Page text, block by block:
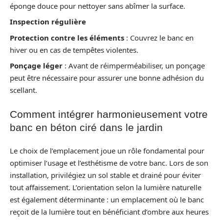
éponge douce pour nettoyer sans abîmer la surface.
Inspection régulière
Protection contre les éléments : Couvrez le banc en
hiver ou en cas de tempêtes violentes.
Ponçage léger : Avant de réimperméabiliser, un ponçage
peut être nécessaire pour assurer une bonne adhésion du
scellant.
Comment intégrer harmonieusement votre
banc en béton ciré dans le jardin
Le choix de l’emplacement joue un rôle fondamental pour
optimiser l’usage et l’esthétisme de votre banc. Lors de son
installation, privilégiez un sol stable et drainé pour éviter
tout affaissement. L’orientation selon la lumière naturelle
est également déterminante : un emplacement où le banc
reçoit de la lumière tout en bénéficiant d’ombre aux heures